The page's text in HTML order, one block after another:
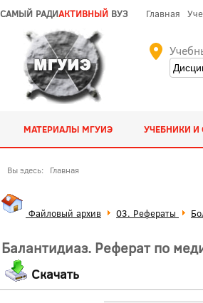
САМЫЙ РАДИАКТИВНЫЙ ВУЗ Главная
МАТЕРИАЛЫ МГУИЭ УЧЕБНИКИ И
Вы здесь: Главная
Файловый архив 03. Рефераты
Балантидиаз. Реферат по
Скачать